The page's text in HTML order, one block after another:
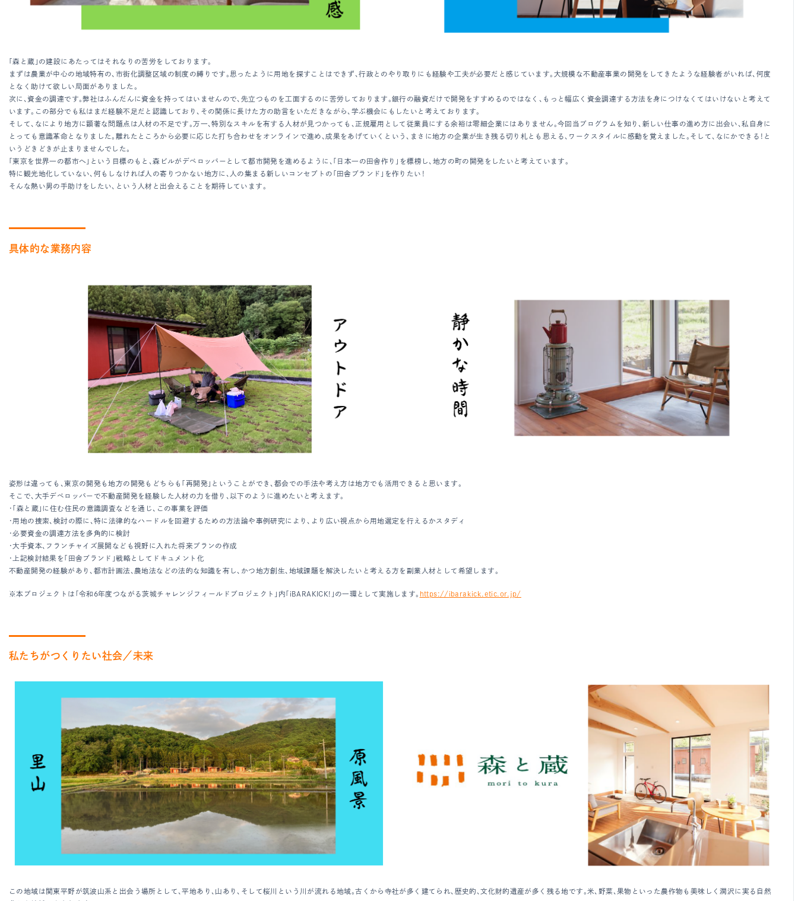
「森と蔵」の建設にあたってはそれなりの苦労をしております。
まずは農業が中心の地域特有の、市街化調整区域の制度の縛りです。思ったように用地を探すことはできず、行政とのやり取りにも経験や工夫が必要だと感じています。大規模な不動産事業の開発をしてきたような経験者がいれば、何度
となく助けて欲しい局面がありました。
次に、資金の調達です。弊社はふんだんに資金を持ってはいませんので、先立つものを工面するのに苦労しております。銀行の融資だけで開発をすすめるのではなく、もっと幅広く資金調達する方法を身につけなくてはいけないと考えて
います。この部分でも私はまだ経験不足だと認識しており、その関係に長けた方の助言をいただきながら、学ぶ機会にもしたいと考えております。
そして、なにより地方に顕著な問題点は人材の不足です。万一、特別なスキルを有する人材が見つかっても、正規雇用として従業員にする余裕は零細企業にはありません。今回当プログラムを知り、新しい仕事の進め方に出会い、私自身に
とっても意識革命となりました。離れたところから必要に応じた打ち合わせをオンラインで進め、成果をあげていくという、まさに地方の企業が生き残る切り札とも思える、ワークスタイルに感動を覚えました。そして、なにかできる！と
いうどきどきが止まりませんでした。
「東京を世界一の都市へ」という目標のもと、森ビルがデベロッパーとして都市開発を進めるように、「日本一の田舎作り」を標榜し、地方の町の開発をしたいと考えています。
特に観光地化していない、何もしなければ人の寄りつかない地方に、人の集まる新しいコンセプトの「田舎ブランド」を作りたい！
そんな熱い男の手助けをしたい、という人材と出会えることを期待しています。
具体的な業務内容
姿形は違っても、東京の開発も地方の開発もどちらも「再開発」ということができ、都会での手法や考え方は地方でも活用できると思います。
そこで、大手デベロッパーで不動産開発を経験した人材の力を借り、以下のように進めたいと考えます。
・「森と蔵」に住む住民の意識調査などを通じ、この事業を評価
・用地の捜索、検討の際に、特に法律的なハードルを回避するための方法論や事例研究により、より広い視点から用地選定を行えるかスタディ
・必要資金の調達方法を多角的に検討
・大手資本、フランチャイズ展開なども視野に入れた将来プランの作成
・上記検討結果を「田舎ブランド」戦略としてドキュメント化
不動産開発の経験があり、都市計画法、農地法などの法的な知識を有し、かつ地方創生、地域課題を解決したいと考える方を副業人材として希望します。
※本プロジェクトは「令和6年度つながる茨城チャレンジフィールドプロジェクト」内「iBARAKICK!」の一環として実施します。 https://ibarakick.etic.or.jp/
私たちがつくりたい社会／未来
この地域は関東平野が筑波山系と出会う場所として、平地あり、山あり、そして桜川という川が流れる地域。古くから寺社が多く建てられ、歴史的、文化財的遺産が多く残る地です。米、野菜、果物といった農作物も美味しく潤沢に実る自然